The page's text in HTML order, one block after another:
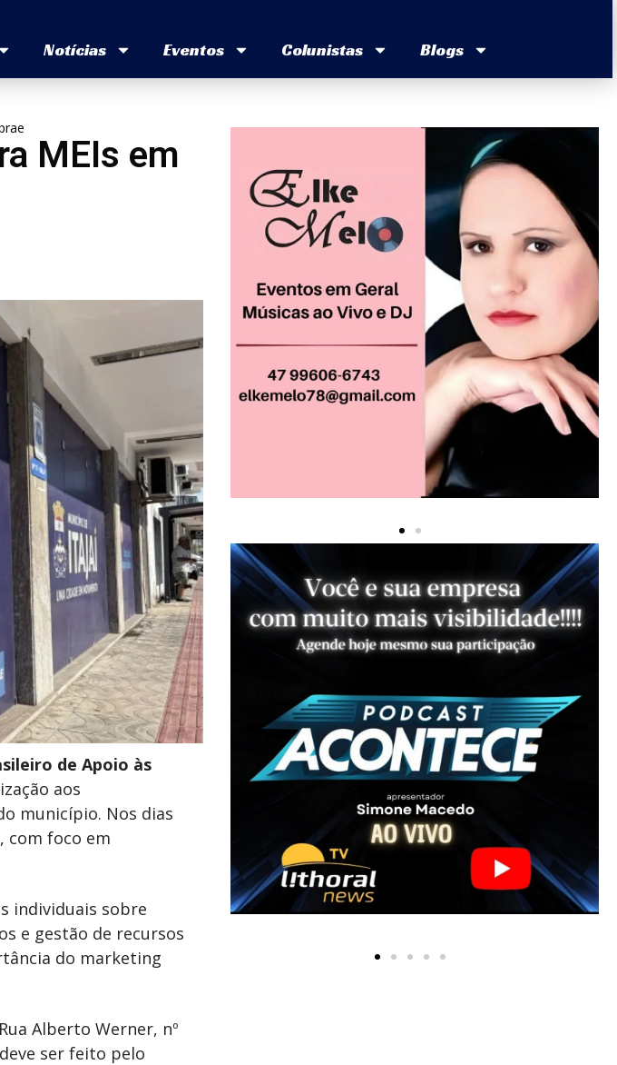
Notícias Eventos Colunistas Blogs
MEIs em
de Apoio às
aos
município. Nos dias
com foco em
individuais sobre
e gestão de recursos
do marketing
Alberto Werner, nº
ser feito pelo